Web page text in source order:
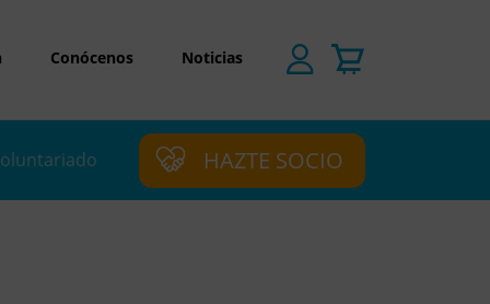
Conócenos Noticias
HAZTE SOCIO